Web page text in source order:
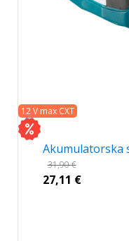
12 V max CXT
Akumulatorska
31,90€
27,11 €